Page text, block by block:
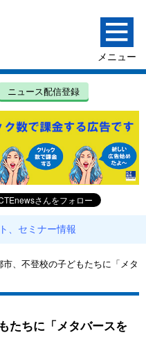
ニュース配信登録
、セミナー情報
市、不登校の子どもたちに「メタ
たちに「メタバースを